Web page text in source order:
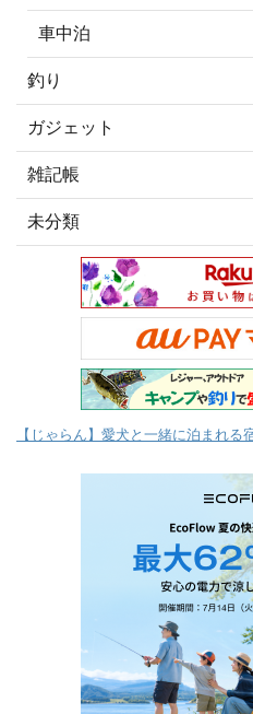
車中泊
釣り
ガジェット
雑記帳
未分類
【じゃらん】愛犬と一緒に泊まれる